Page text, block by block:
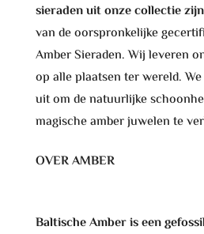
sieraden uit onze collectie
van de oorspronkelijke
Amber Sieraden. Wij leveren
op alle plaatsen ter wereld.
uit om de natuurlijke
magische amber juwelen te
OVER AMBER
Baltische Amber is een